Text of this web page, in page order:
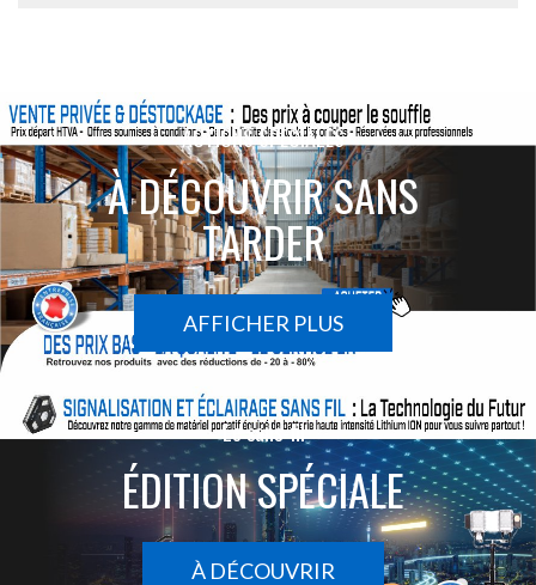
ACTIONS SPÉCIALES
À DÉCOUVRIR SANS
TARDER
AFFICHER PLUS
Le sans-fil
ÉDITION SPÉCIALE
À DÉCOUVRIR